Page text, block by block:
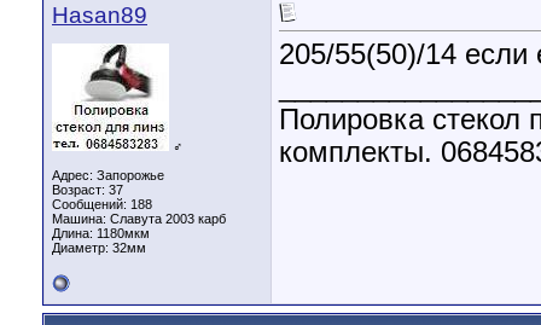
Hasan89
♂
Адрес: Запорожье
Возраст: 37
Сообщений: 188
Машина: Славута 2003 карб
Длина: 1180мкм
Диаметр: 32мм
205/55(50)/14 если
Полировка
комплекты.